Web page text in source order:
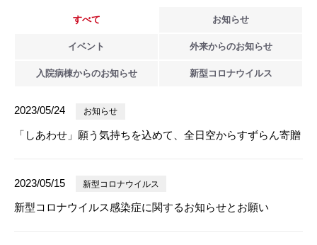
すべて お知らせ
イベント 外来からのお知らせ
入院病棟からのお知らせ 新型 コロナウイルス
2023/05/24 お知らせ
「しあわせ」願う気持ちを込めて、全日空からすずらん寄贈
2023/05/15 新型コロナウイルス
新型コロナウイルス感染症に関するお知らせとお願い